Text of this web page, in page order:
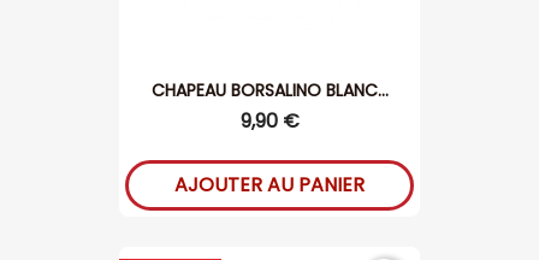
CHAPEAU BORSALINO BLANC...
9,90 €
AJOUTER AU PANIER